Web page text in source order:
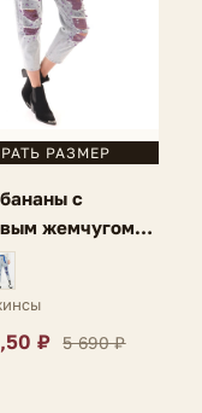
РАЗМЕР
с
жемчугом
₽ 5 690 ₽